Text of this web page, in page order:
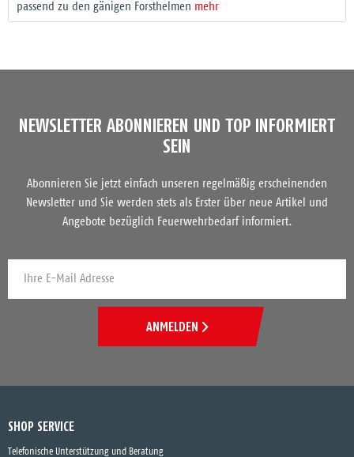
passend zu den gänigen Forsthelmen mehr
NEWSLETTER ABONNIEREN UND TOP INFORMIERT
SEIN
Abonnieren Sie jetzt einfach unseren regelmäßig erscheinenden
Newsletter und Sie werden stets als Erster über neue Artikel und
Angebote bezüglich Feuerwehrbedarf informiert.
ANMELDEN
SHOP SERVICE
Telefonische Unterstützung und Beratung